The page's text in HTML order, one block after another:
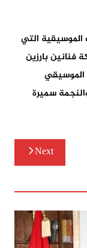
الموسيقية التي
فنانين بارزين
الموسيقي
سميرة
Next